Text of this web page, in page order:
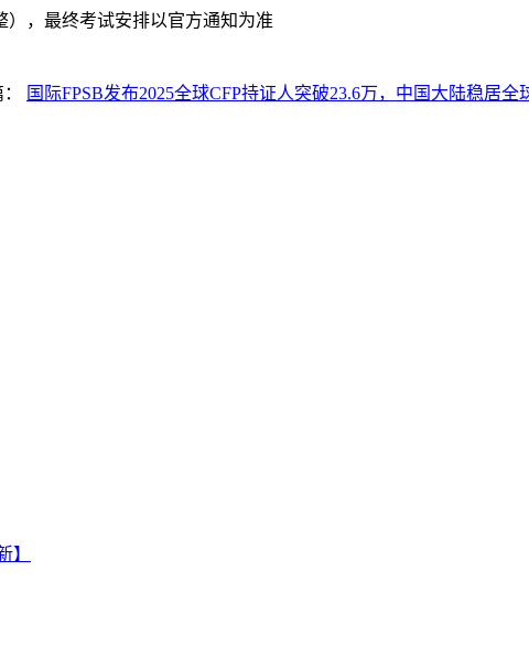
，最终考试安排以官方通知为准
国际FPSB发布2025全球CFP持证人突破23.6万，中国大陆稳居全
】